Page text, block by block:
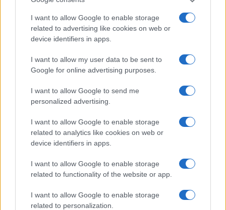
I want to allow Google to enable storage
related to advertising like cookies on web or
device identifiers in apps.
I want to allow my user data to be sent to
Google for online advertising purposes.
I want to allow Google to send me
personalized advertising.
I want to allow Google to enable storage
related to analytics like cookies on web or
device identifiers in apps.
I want to allow Google to enable storage
related to functionality of the website or app.
I want to allow Google to enable storage
related to personalization.
o
k
p
p
NOTIZIE RECENTI
Le previsioni meteo per il weekend a Olbia e in
Gallura
Michelle Hunziker in Gallura, bella anche dal
vivo: un amico vip svela come fa
Calangianus, dopo le polemiche il centro
accoglienza minori chiude
Olbia, divieto di sosta contro spaccio e degrado:
esplode la protesta